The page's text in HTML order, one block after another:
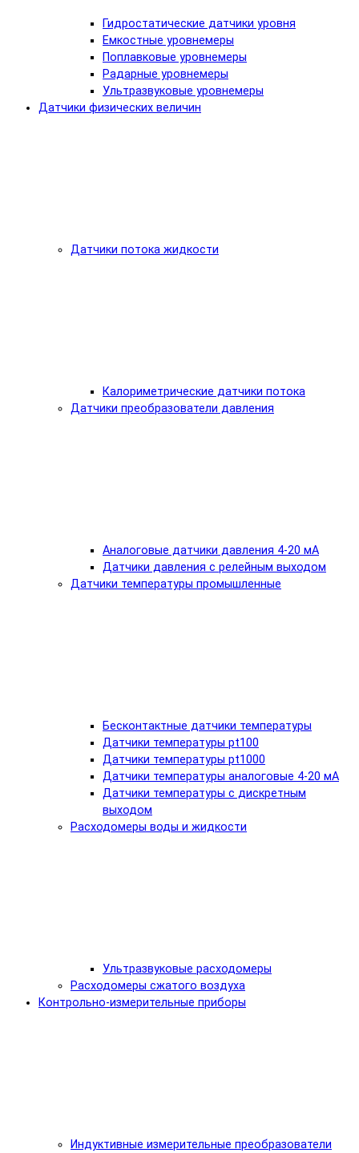
Гидростатические датчики уровня
Емкостные уровнемеры
Поплавковые уровнемеры
Радарные уровнемеры
Ультразвуковые уровнемеры
Датчики физических величин
Датчики потока жидкости
Калориметрические датчики потока
Датчики преобразователи давления
Аналоговые датчики давления 4-20 мА
Датчики давления с релейным выходом
Датчики температуры промышленные
Бесконтактные датчики температуры
Датчики температуры pt100
Датчики температуры pt1000
Датчики температуры аналоговые 4-20 мА
Датчики температуры с дискретным
выходом
Расходомеры воды и жидкости
Ультразвуковые расходомеры
Расходомеры сжатого воздуха
Контрольно-измерительные приборы
Индуктивные измерительные преобразователи